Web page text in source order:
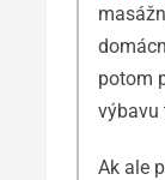
potom
výbavu
Ak ale